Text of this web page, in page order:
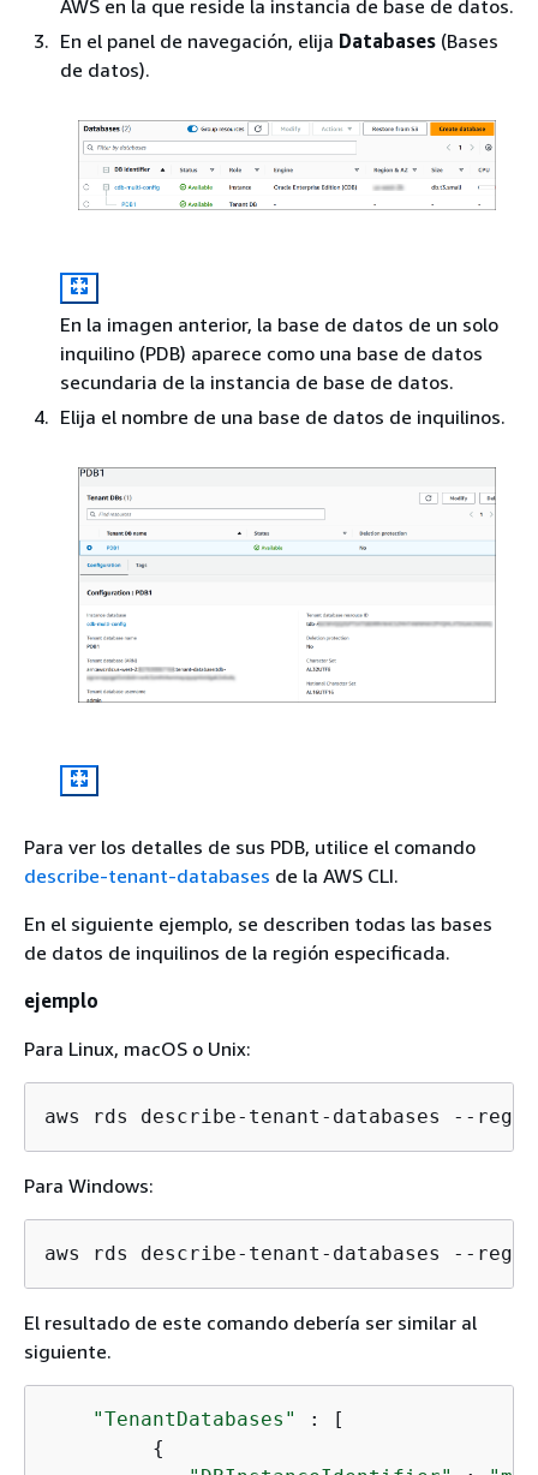
AWS en la que reside la instancia de base de datos.
En el panel de navegación, elija Databases (Bases
de datos).
En la imagen anterior, la base de datos de un solo
inquilino (PDB) aparece como una base de datos
secundaria de la instancia de base de datos.
Elija el nombre de una base de datos de inquilinos.
Para ver los detalles de sus PDB, utilice el comando
describe-tenant-databases de la AWS CLI.
En el siguiente ejemplo, se describen todas las bases
de datos de inquilinos de la región especificada.
ejemplo
Para Linux, macOS o Unix:
aws rds describe-tenant-databases --
Para Windows:
aws rds describe-tenant-databases --
El resultado de este comando debería ser similar al
siguiente.
"TenantDatabases"
: [
{